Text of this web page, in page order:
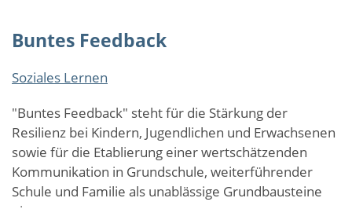
Buntes Feedback
Soziales Lernen
"Buntes Feedback" steht für die Stärkung der
Resilienz bei Kindern, Jugendlichen und Erwachsenen
sowie für die Etablierung einer wertschätzenden
Kommunikation in Grundschule, weiterführender
Schule und Familie als unablässige Grundbausteine